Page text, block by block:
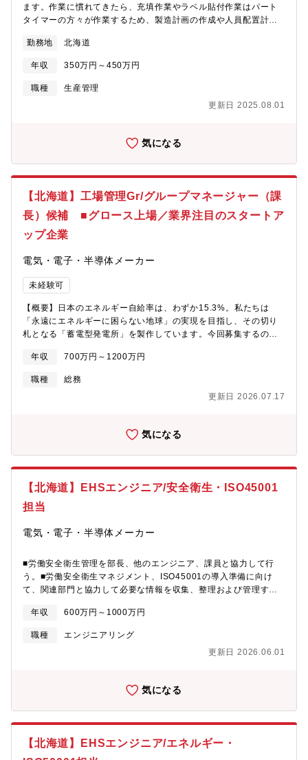
どへワイン・弁当・アイスクリームなどの外販を開始。出店数が
飽和状態であるコンビニ業界の中でメーカーとしての機能を果た
ます。作業に慣れてきたら、充填作業やラベル貼付作業はパート
タイマーの方々が作業するため、製造計画の作成や人員配置計画
動にも参加いただきます。将来的には、製造部門で管理者として
活躍いただくことを期待しています。工場の老朽化に伴い、工場
の建て替えを検討しております。ゆくゆくは新工場の製造ライン
策定にも携わっていただくことも期待しています。【具体的に
程の標準化、標準時間管理・機械化、自動化の推進・製造計画
プロジェクト参加（中小機構との連携）【所属部署】千歳工場
（北海道千歳市泉沢1007番地67）人員構成：32名（正社員：10
名、嘱託社員：3名、限定正社員：8名、パート社員：11名） ※
うち品質管理職3名 【募集背景】製造管理体制の強化に伴う増員
【求める人物像】・計画通りに着実に物事を進める事の出来る
方・合理的に物事を捉えることのできる方・組織内外の変化に柔
軟に対応し業務を推進できる方【事業優位性】どこよりも”正確
さ”を追求し、高度な医療ニーズに応える1981年創業以来、セロテ
ックが製品を創る上での一番のこだわりは、「性能に妥協しな
い」こと。国内では数少ない臨床検査薬の専門メーカとして、徹
底的に調査、研究と試験を繰り返し、性能にこだわった製品づく
りを進めてきました。高性能な製品は、医師がより正確な診断、
治療計画を立てることに役立ちます。当社の製品は、全国の大学
病院等、高度医療が求められる検査の現場に数多く採用され、社
会の医療に貢献しています。
勤務地 北海道
年収 350万円～450万円
職種
生産管理
更新日 2025.08.01
気になる
【北海道】工場管理Gr/グループマネージャー（課
長）候補 ■グロース上場／業界注目のスタートア
ップ企業
電気・電子・半導体メーカー
未経験可
【概要】日本のエネルギー自給率は、わずか15.3%。私たちは
「永遠にエネルギーに困らない地球」の実現を目指し、その切り
札となる「蓄電型発電所」を製作しています。今回募集するの
る、管理責任者です。勤務地は、北海道に誕生する新工場。建設
時の業者対応から、稼働後の総務・経理・人事、地元関係者との
折衝まで、工場運営の基盤づくりを担っていただきます。あなた
の管理部門におけるマネジメント経験や折衝スキルが、新工場の
新拠点の核として挑戦していただける方をお待ちしています。
上げ後の工場バックオフィス管理責任者として以下の業務を担当
運営に関わる総務・経理・人事の業務全般- 労務管理、現地スタッ
フの採用- 官公庁・近隣企業・地元関係団体・地元利害関係者（町
管理・環境管理事務局- 工場見学対応、仕組みづくり- 従業員の経
補を先行して募集を開始いたします。【社内共通ITツール】-
Google Workspace （Gmail, G-cal, Gmeet等）-Slack-Notion-
SmartHR-Money Forward-バクラク 等【同社社について】
2025年12月にグロース市場に上場！「再エネの爆発的普及の為
ー関連スタートアップ。これまで再生可能エネルギーが抱えてい
た「ためられない」課題を、独自の蓄電池技術・システムで解決
ンが強み。元ZOZOの取締役の経営者と海外事業家の取締役、
ネルギー業界に変革を起こす社会貢献性の高い事業はもちろん、
合理的な組織風土でありながら、大手企業出身者が多いがゆえの
落ち着いた社風など、カルチャーも魅力的な企業様です。
年収 700万円～1200万円
職種
総務
更新日 2026.07.17
気になる
【北海道】EHSエンジニア/安全衛生・ISO45001
担当
電気・電子・半導体メーカー
■労働安全衛生管理を部長、他のエンジニア、課員と協力して行
う。■労働安全衛生マネジメント、ISO45001の導入準備に向け
て、関連部門と協力して必要な情報を収集、整理および管理する
遵守を促進する業務。■安全衛生委員会の運営業務。【定年】65
歳 ※65 歳以降有期契約による継続雇用有【同社とは】元某社会
長が発起人となり、大手企業等が出資し、海外では2nm技術を有
する米某社およびEUV露光装置技術を持つベルギー某社との協力
した。この度2027年に次世代半導体生産を目指し、キャリア採用
年収 600万円～1000万円
職種
エンジニアリング
更新日 2026.06.01
気になる
【北海道】EHSエンジニア/エネルギー・